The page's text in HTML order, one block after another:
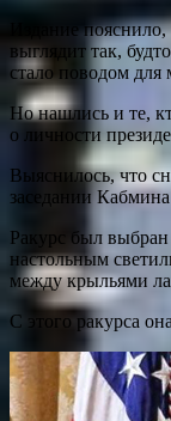
Издание
выглядит так,
стало поводом
Но нашлись и те,
о личности
Выяснилось, что
заседании
Ракурс был
настольным
между крыльями
С этого ракурса